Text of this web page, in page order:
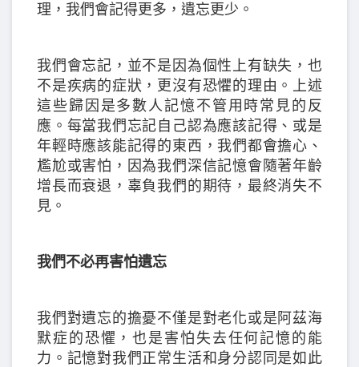
理，我們會記得更多，遺忘更少。
我們會忘記，並不是因為個性上有缺失，也
不是疾病的症狀，更沒有恐懼的理由。上述
這些歸因是多數人記憶不管用時常見的反
應。每當我們忘記自己認為應該記得、或是
年輕時應該能記得的東西，我們都會擔心、
尷尬或害怕，因為我們深信記憶會隨著年齡
增長而衰退，辜負我們的期待，最終消失不
見。
我們不必再害怕遺忘
我們對遺忘的擔憂不僅是對老化或是阿茲海
默症的恐懼，也是害怕失去任何記憶的能
力。記憶對我們正常生活和身分認同是如此